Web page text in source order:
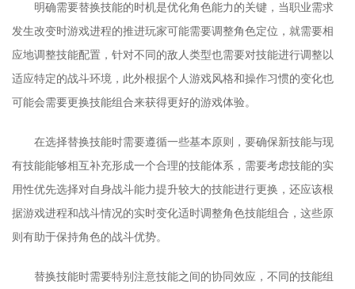
明确需要替换技能的时机是优化角色能力的关键，当职业需求
发生改变时游戏进程的推进玩家可能需要调整角色定位，就需要相
应地调整技能配置，针对不同的敌人类型也需要对技能进行调整以
适应特定的战斗环境，此外根据个人游戏风格和操作习惯的变化也
可能会需要更换技能组合来获得更好的游戏体验。
在选择替换技能时需要遵循一些基本原则，要确保新技能与现
有技能能够相互补充形成一个合理的技能体系，需要考虑技能的实
用性优先选择对自身战斗能力提升较大的技能进行更换，还应该根
据游戏进程和战斗情况的实时变化适时调整角色技能组合，这些原
则有助于保持角色的战斗优势。
替换技能时需要特别注意技能之间的协同效应，不同的技能组